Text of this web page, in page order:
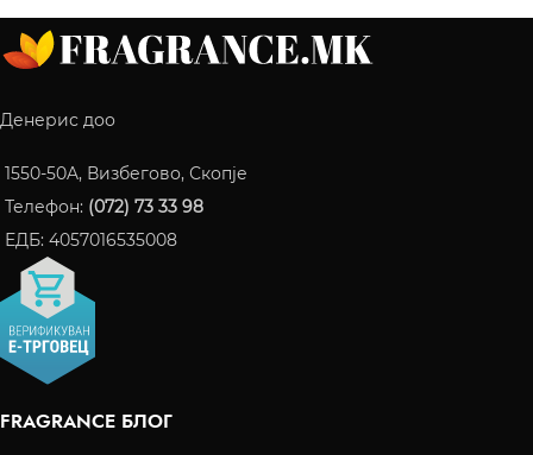
Денерис доо
1550-50A, Визбегово, Скопје
Телефон: (072) 73 33 98
ЕДБ: 4057016535008
FRAGRANCE БЛОГ